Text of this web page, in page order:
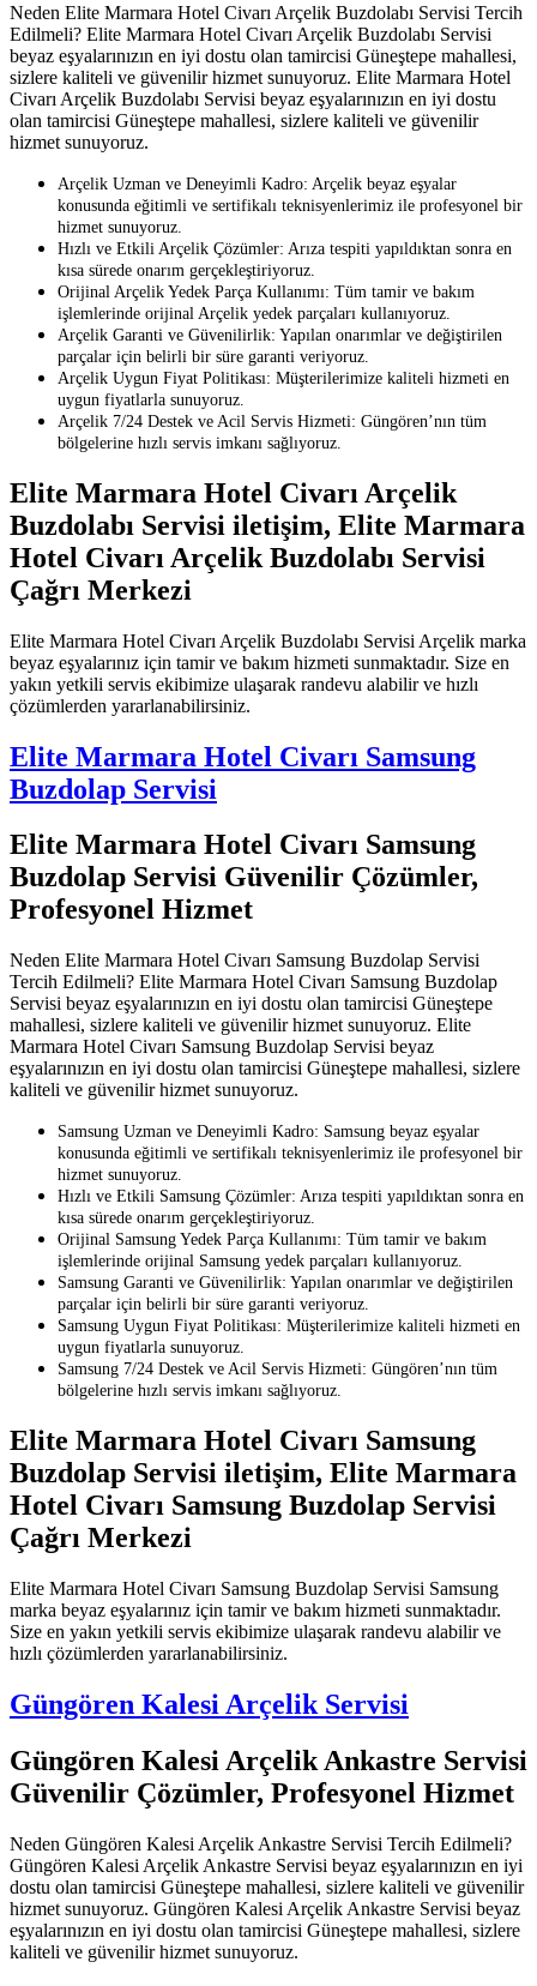
Neden Elite Marmara Hotel Civarı Arçelik Buzdolabı Servisi Tercih
Edilmeli? Elite Marmara Hotel Civarı Arçelik Buzdolabı Servisi
beyaz eşyalarınızın en iyi dostu olan tamircisi Güneştepe mahallesi,
sizlere kaliteli ve güvenilir hizmet sunuyoruz. Elite Marmara Hotel
Civarı Arçelik Buzdolabı Servisi beyaz eşyalarınızın en iyi dostu
olan tamircisi Güneştepe mahallesi, sizlere kaliteli ve güvenilir
hizmet sunuyoruz.
Arçelik Uzman ve Deneyimli Kadro: Arçelik beyaz eşyalar
konusunda eğitimli ve sertifikalı teknisyenlerimiz ile profesyonel bir
hizmet sunuyoruz.
Hızlı ve Etkili Arçelik Çözümler: Arıza tespiti yapıldıktan sonra en
kısa sürede onarım gerçekleştiriyoruz.
Orijinal Arçelik Yedek Parça Kullanımı: Tüm tamir ve bakım
işlemlerinde orijinal Arçelik yedek parçaları kullanıyoruz.
Arçelik Garanti ve Güvenilirlik: Yapılan onarımlar ve değiştirilen
parçalar için belirli bir süre garanti veriyoruz.
Arçelik Uygun Fiyat Politikası: Müşterilerimize kaliteli hizmeti en
uygun fiyatlarla sunuyoruz.
Arçelik 7/24 Destek ve Acil Servis Hizmeti: Güngören’nın tüm
bölgelerine hızlı servis imkanı sağlıyoruz.
Elite Marmara Hotel Civarı Arçelik
Buzdolabı Servisi iletişim, Elite Marmara
Hotel Civarı Arçelik Buzdolabı Servisi
Çağrı Merkezi
Elite Marmara Hotel Civarı Arçelik Buzdolabı Servisi Arçelik marka
beyaz eşyalarınız için tamir ve bakım hizmeti sunmaktadır. Size en
yakın yetkili servis ekibimize ulaşarak randevu alabilir ve hızlı
çözümlerden yararlanabilirsiniz.
Elite Marmara Hotel Civarı Samsung
Buzdolap Servisi
Elite Marmara Hotel Civarı Samsung
Buzdolap Servisi Güvenilir Çözümler,
Profesyonel Hizmet
Neden Elite Marmara Hotel Civarı Samsung Buzdolap Servisi
Tercih Edilmeli? Elite Marmara Hotel Civarı Samsung Buzdolap
Servisi beyaz eşyalarınızın en iyi dostu olan tamircisi Güneştepe
mahallesi, sizlere kaliteli ve güvenilir hizmet sunuyoruz. Elite
Marmara Hotel Civarı Samsung Buzdolap Servisi beyaz
eşyalarınızın en iyi dostu olan tamircisi Güneştepe mahallesi, sizlere
kaliteli ve güvenilir hizmet sunuyoruz.
Samsung Uzman ve Deneyimli Kadro: Samsung beyaz eşyalar
konusunda eğitimli ve sertifikalı teknisyenlerimiz ile profesyonel bir
hizmet sunuyoruz.
Hızlı ve Etkili Samsung Çözümler: Arıza tespiti yapıldıktan sonra en
kısa sürede onarım gerçekleştiriyoruz.
Orijinal Samsung Yedek Parça Kullanımı: Tüm tamir ve bakım
işlemlerinde orijinal Samsung yedek parçaları kullanıyoruz.
Samsung Garanti ve Güvenilirlik: Yapılan onarımlar ve değiştirilen
parçalar için belirli bir süre garanti veriyoruz.
Samsung Uygun Fiyat Politikası: Müşterilerimize kaliteli hizmeti en
uygun fiyatlarla sunuyoruz.
Samsung 7/24 Destek ve Acil Servis Hizmeti: Güngören’nın tüm
bölgelerine hızlı servis imkanı sağlıyoruz.
Elite Marmara Hotel Civarı Samsung
Buzdolap Servisi iletişim, Elite Marmara
Hotel Civarı Samsung Buzdolap Servisi
Çağrı Merkezi
Elite Marmara Hotel Civarı Samsung Buzdolap Servisi Samsung
marka beyaz eşyalarınız için tamir ve bakım hizmeti sunmaktadır.
Size en yakın yetkili servis ekibimize ulaşarak randevu alabilir ve
hızlı çözümlerden yararlanabilirsiniz.
Güngören Kalesi Arçelik Servisi
Güngören Kalesi Arçelik Ankastre Servisi
Güvenilir Çözümler, Profesyonel Hizmet
Neden Güngören Kalesi Arçelik Ankastre Servisi Tercih Edilmeli?
Güngören Kalesi Arçelik Ankastre Servisi beyaz eşyalarınızın en iyi
dostu olan tamircisi Güneştepe mahallesi, sizlere kaliteli ve güvenilir
hizmet sunuyoruz. Güngören Kalesi Arçelik Ankastre Servisi beyaz
eşyalarınızın en iyi dostu olan tamircisi Güneştepe mahallesi, sizlere
kaliteli ve güvenilir hizmet sunuyoruz.